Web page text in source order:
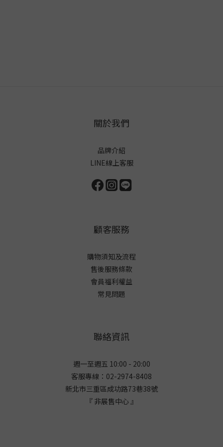
關於我們
品牌介紹
LINE線上客服
顧客服務
購物須知及流程
售後服務條款
會員福利權益
常見問題
聯絡資訊
週一至週五 10:00 - 20:00
客服專線：02-2974-8408
新北市三重區成功路73巷38號
『 非展售中心 』